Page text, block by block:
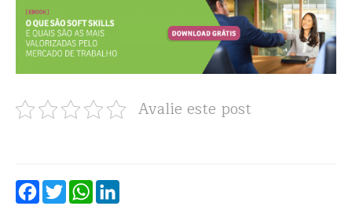
Avalie este post
FacebookTwitterWhatsApp